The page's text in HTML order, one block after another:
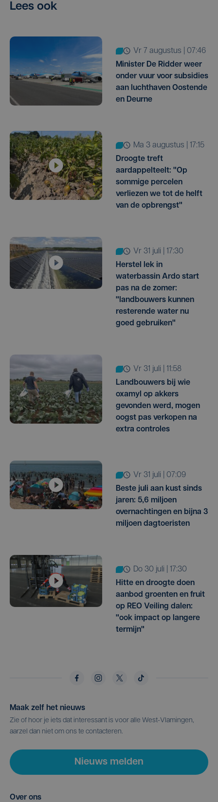
Lees ook
vr 7 augustus | 07:46
Minister De Ridder weer
onder vuur voor subsidies
aan luchthaven Oostende
en Deurne
ma 3 augustus | 17:15
Droogte treft
aardappelteelt: "Op
sommige percelen
verliezen we tot de helft
van de opbrengst"
vr 31 juli | 17:30
Herstel lek in
waterbassin Ardo start
pas na de zomer:
"landbouwers kunnen
resterende water nu
goed gebruiken"
vr 31 juli | 11:58
Landbouwers bij wie
oxamyl op akkers
gevonden werd, mogen
oogst pas verkopen na
extra controles
vr 31 juli | 07:09
Beste juli aan kust sinds
jaren: 5,6 miljoen
overnachtingen en bijna 3
miljoen dagtoeristen
do 30 juli | 17:30
Hitte en droogte doen
aanbod groenten en fruit
op REO Veiling dalen:
"ook impact op langere
termijn"
Maak zelf het nieuws
Zie of hoor je iets dat interessant is voor alle West-Vlamingen,
aarzel dan niet om ons te contacteren.
Nieuws melden
Over ons